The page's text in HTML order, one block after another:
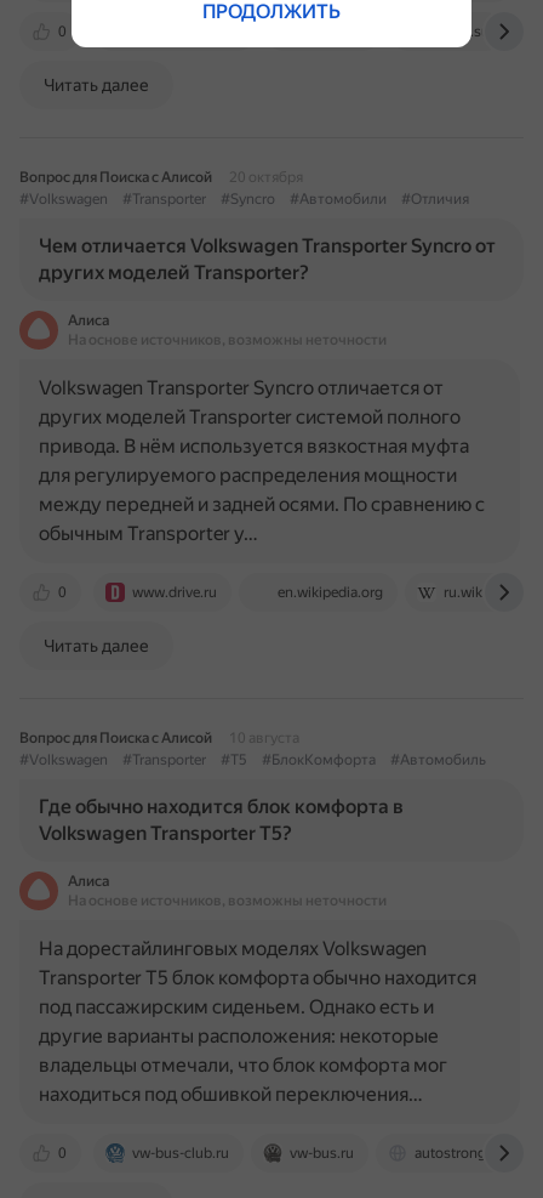
0 vwbus.su
Читать далее
Вопрос для Поиска с Алисой
20 октября
#Volkswagen
#Transporter #Syncro #Автомобили #Отличия
Чем отличается Volkswagen Transporter Syncro от
других моделей Transporter?
Алиса
На основе источников, возможны неточности
0 www.drive.ru en.wikipedia.org
Volkswagen Transporter Syncro отличается от
других моделей Transporter системой полного
привода. В нём используется вязкостная муфта
для регулируемого распределения мощности
между передней и задней осями. По сравнению с
обычным Transporter у…
Читать далее
Вопрос для Поиска с Алисой
10 августа
#Volkswagen
#Transporter #T5 #БлокКомфорта #Автомобиль
Где обычно находится блок комфорта в
Volkswagen Transporter T5?
Алиса
На основе источников, возможны неточности
0 vw-bus-club.ru vw-bus.ru autostrong-m.by
На дорестайлинговых моделях Volkswagen
Transporter T5 блок комфорта обычно находится
под пассажирским сиденьем. Однако есть и
другие варианты расположения: некоторые
владельцы отмечали, что блок комфорта мог
находиться под обшивкой переключения…
ПРОДОЛЖИТЬ